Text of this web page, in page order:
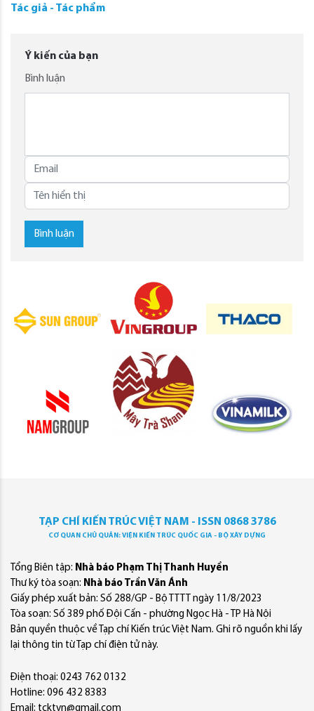
Tác giả - Tác phẩm
Ý kiến của bạn
Bình luận
Bình luận
TẠP CHÍ KIẾN TRÚC VIỆT NAM - ISSN 0868 3786
CƠ QUAN CHỦ QUẢN: VIỆN KIẾN TRÚC QUỐC GIA - BỘ XÂY DỰNG
Tổng Biên tập: Nhà báo Phạm Thị Thanh Huyền
Thư ký tòa soạn: Nhà báo Trần Văn Ánh
Giấy phép xuất bản: Số 288/GP - Bộ TTTT ngày 11/8/2023
Tòa soạn: Số 389 phố Đội Cấn - phường Ngọc Hà - TP Hà Nội
Bản quyền thuộc về Tạp chí Kiến trúc Việt Nam. Ghi rõ nguồn khi lấy
lại thông tin từ Tạp chí điện tử này.
Điện thoại: 0243 762 0132
Hotline: 096 432 8383
Email: tcktvn@gmail.com